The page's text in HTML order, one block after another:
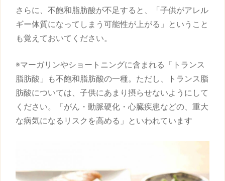
さらに、不飽和脂肪酸が不足すると、「 子供がアレル
ギー体質になってしまう可能性が上がる」ということ
も覚えておいてください。
※マーガリンやショートニングに含まれる「トランス
脂肪酸」も不飽和脂肪酸の一種。ただし、トランス脂
肪酸については、 子供にあまり摂らせないようにして
ください。「がん・動脈硬化・心臓疾患などの、重大
な病気になるリスクを高める」といわれています